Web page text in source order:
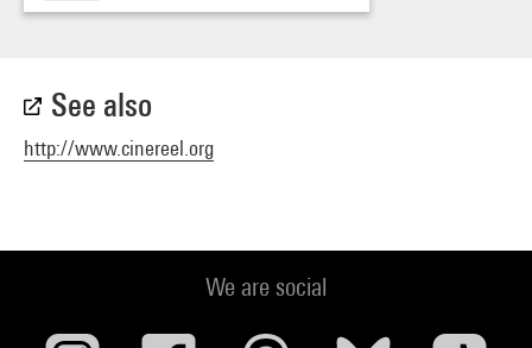
See also
http://www.cinereel.org
We are social